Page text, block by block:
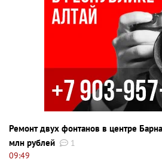
Ремонт двух фонтанов в центре
млн рублей
1
09:49